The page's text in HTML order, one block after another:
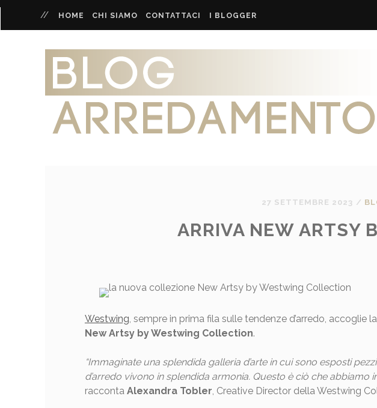
HOME CHI SIAMO CONTATTACI I BLOGGER
27 SETTEMBRE 2023 /
ARRIVA NEW ARTSY
Westwing , sempre in prima fila sulle tendenze d’arredo,
New Artsy by Westwing Collection.
“Immaginate una splendida galleria d’arte in cui sono esposti
d’arredo vivono in splendida armonia. Questo è ciò che
racconta Alexandra Tobler , Creative Director della Westwing